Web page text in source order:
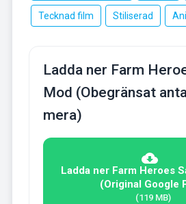
Tecknad film Stiliserad
Ladda ner Farm
Mod (Obegränsat
mera)
Ladda ner Farm Heroes
(Original Google
(119 MB)